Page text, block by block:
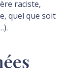
raciste,
quel que soit